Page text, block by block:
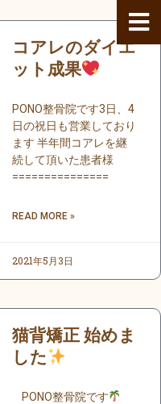
コアレのダイエ
ット成果
PONO整骨院です3日、4
日の祝日も営業しており
ます 半年間コアレを継
続して頂いた患者様
===============
READ MORE »
2021年5月3日
猫背矯正 始めま
した
PONO整骨院です
ー
ジ
ー
ジ
ー
ジ
ー
ジ
ペ
ー